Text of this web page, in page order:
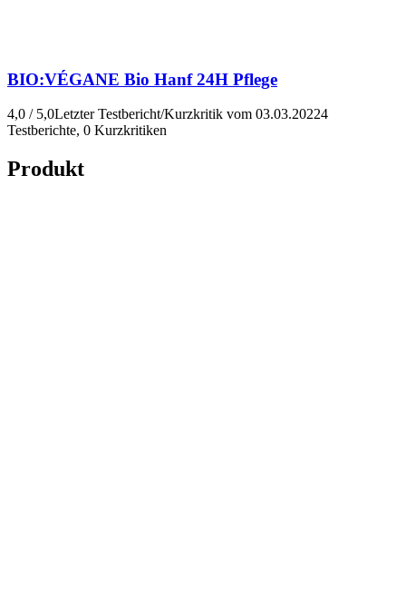
BIO:VÉGANE Bio Hanf 24H Pflege
4,0 / 5,0Letzter Testbericht/Kurzkritik vom 03.03.20224
Testberichte, 0 Kurzkritiken
Produkt